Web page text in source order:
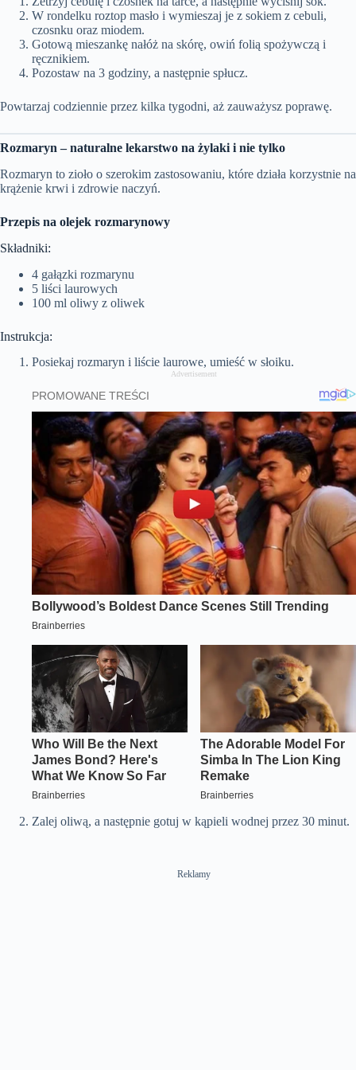
W rondelku roztop masło i wymieszaj je z sokiem z cebuli,
czosnku oraz miodem.
Gotową mieszankę nałóż na skórę, owiń folią spożywczą i
ręcznikiem.
Pozostaw na 3 godziny, a następnie spłucz.
Powtarzaj codziennie przez kilka tygodni, aż zauważysz poprawę.
Rozmaryn – naturalne lekarstwo na żylaki i nie tylko
Rozmaryn to zioło o szerokim zastosowaniu, które działa korzystnie na
krążenie krwi i zdrowie naczyń.
Przepis na olejek rozmarynowy
Składniki:
4 gałązki rozmarynu
5 liści laurowych
100 ml oliwy z oliwek
Instrukcja:
Posiekaj rozmaryn i liście laurowe, umieść w słoiku.
Advertisement
Zalej oliwą, a następnie gotuj w kąpieli wodnej przez 30 minut.
Reklamy